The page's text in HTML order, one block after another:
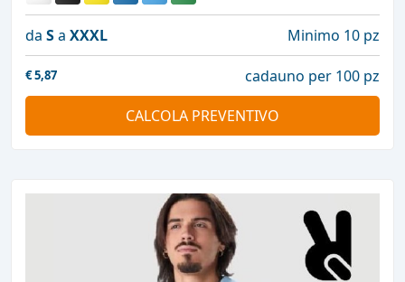
da Sa XXXL Minimo 10 pz
€5,87
cadauno per 100 pz
CALCOLA PREVENTIVO